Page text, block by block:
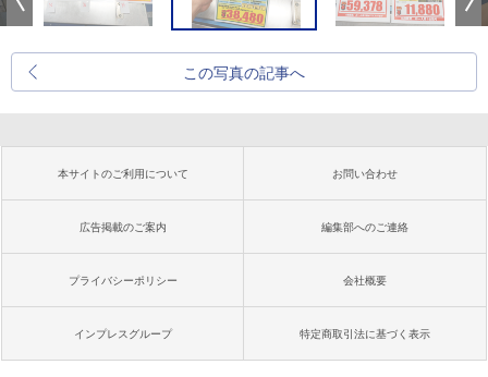
この写真の記事へ
本サイトのご利用について お問い合わせ
広告掲載のご案内 編集部へのご連絡
プライバシーポリシー 会社概要
インプレスグループ 特定商取引法に基づく表示